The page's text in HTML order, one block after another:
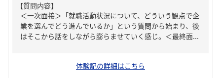
【質問内容】
＜一次面接＞「就職活動状況について、どういう観点で企
業を選んでどう進んでいるか」という質問から始まり、後
はそこから話をしながら膨らませていく感じ。＜最終面...
体験記の詳細はこちら